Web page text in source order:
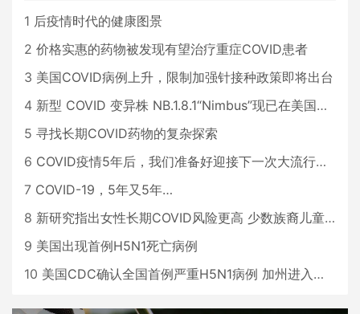
1 后疫情时代的健康图景
2 价格实惠的药物被发现有望治疗重症COVID患者
3 美国COVID病例上升，限制加强针接种政策即将出台
4 新型 COVID 变异株 NB.1.8.1“Nimbus”现已在美国占据主导地位
5 寻找长期COVID药物的复杂探索
6 COVID疫情5年后，我们准备好迎接下一次大流行了吗？
7 COVID-19，5年又5年…
8 新研究指出女性长期COVID风险更高 少数族裔儿童存在差异
9 美国出现首例H5N1死亡病例
10 美国CDC确认全国首例严重H5N1病例 加州进入紧急状态